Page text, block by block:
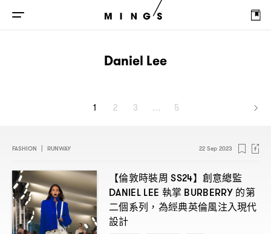
Daniel Lee
1 2 3 … 5
FASHION RUNWAY 22 Sep 2023
【倫敦時裝周 SS24】創意總監
DANIEL LEE 執掌 BURBERRY 的第
二個系列 ， 為經典英倫風注入現代
設計